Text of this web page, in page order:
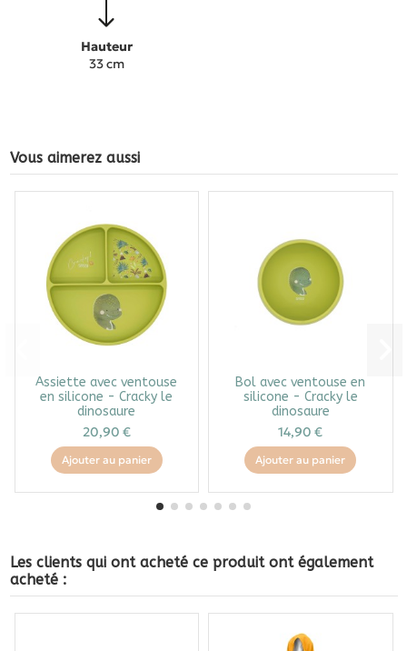
Hauteur
33 cm
Vous aimerez aussi
Assiette avec ventouse
en silicone - Cracky le
dinosaure
20,90 €
Ajouter au panier
Bol avec ventouse en
silicone - Cracky le
dinosaure
14,90 €
Ajouter au panier
Les clients qui ont acheté ce produit ont également
acheté :